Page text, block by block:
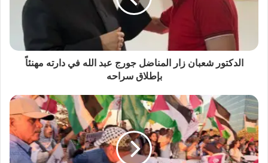
الدكتور شعبان زار المناضل جورج عبد الله في دارته مهنئاً
بإطلاق سراحه